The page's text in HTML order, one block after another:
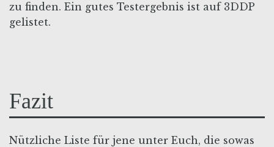
zu finden. Ein gutes Testergebnis ist auf 3DDP
gelistet.
Fazit
Nützliche Liste für jene unter Euch, die sowas